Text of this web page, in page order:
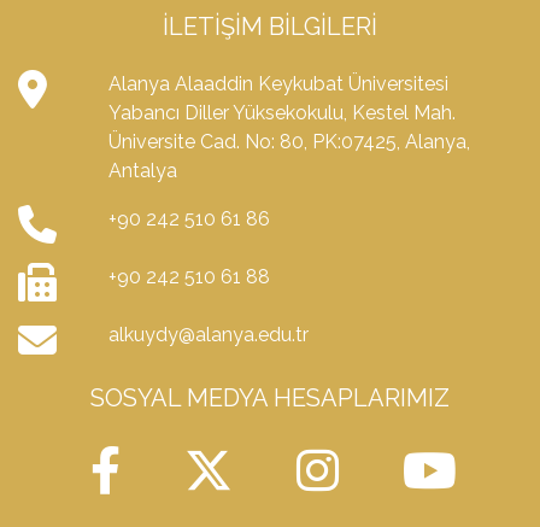
İLETIŞIM BILGILERI
Alanya Alaaddin Keykubat Üniversitesi
Yabancı Diller Yüksekokulu, Kestel Mah.
Üniversite Cad. No: 80, PK:07425, Alanya,
Antalya
+90 242 510 61 86
+90 242 510 61 88
alkuydy@alanya.edu.tr
SOSYAL MEDYA HESAPLARIMIZ